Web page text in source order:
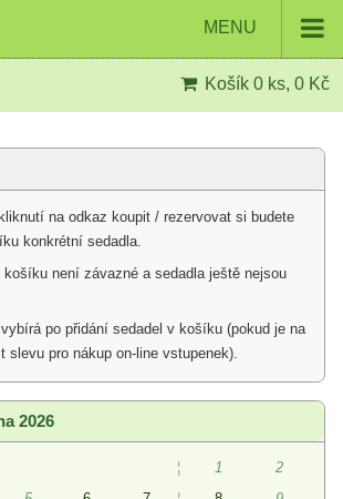
MENU
Košík 0 ks, 0 Kč
na odkaz koupit / rezervovat si budete
konkrétní sedadla.
košíku není závazné a sedadla ještě nejsou
po přidání sedadel v košíku (pokud je na
slevu pro nákup on-line vstupenek).
2026
¦ 1
2